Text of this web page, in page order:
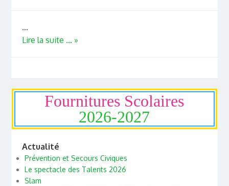
...
Lire la suite ... »
Fournitures Scolaires
2026-2027
Actualité
Prévention et Secours Civiques
Le spectacle des Talents 2026
Slam